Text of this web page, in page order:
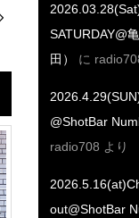
SATURDAY@
田）
に
@ShotBar
radio708 より
out@ShotBar